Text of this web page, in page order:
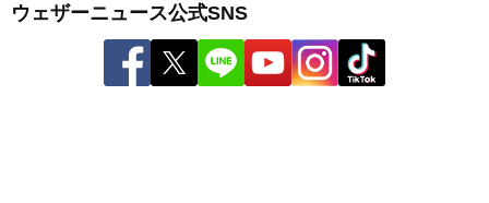
ウェザーニュース公式SNS